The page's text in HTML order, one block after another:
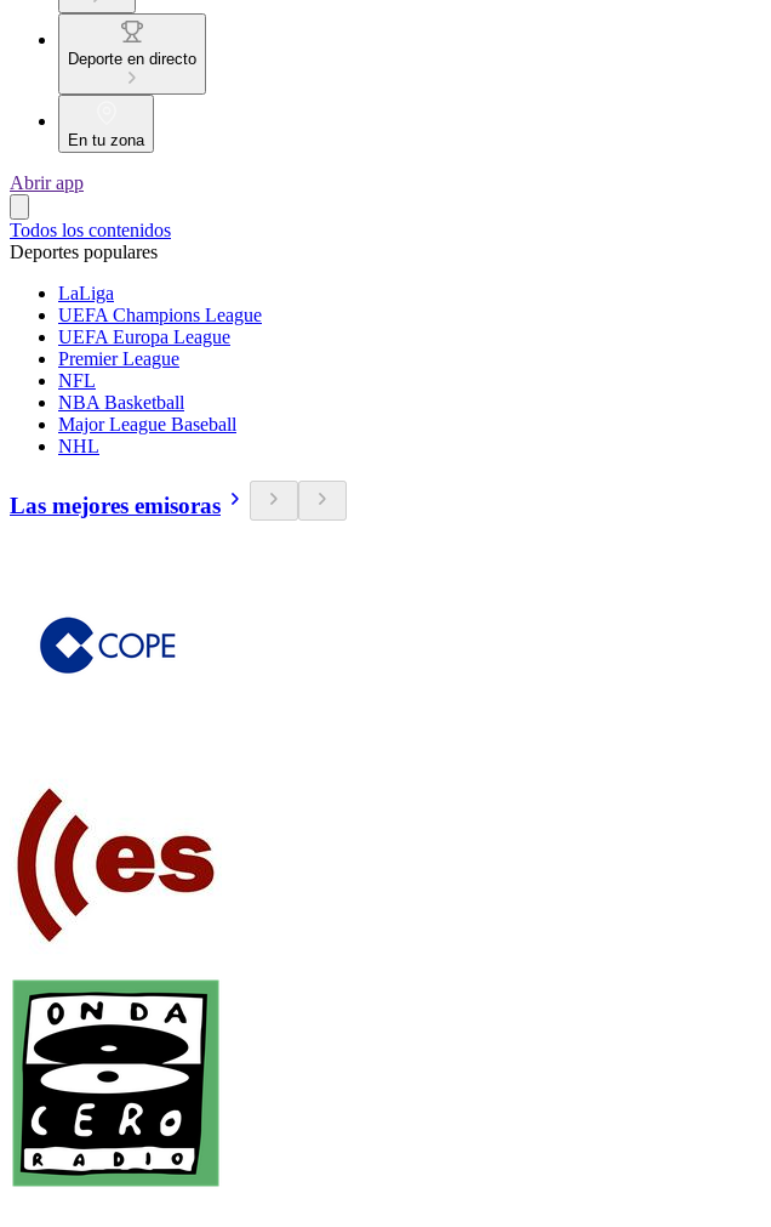
Deporte en directo
En tu zona
Abrir app
Todos los contenidos
Deportes populares
LaLiga
UEFA Champions League
UEFA Europa League
Premier League
NFL
NBA Basketball
Major League Baseball
NHL
Las mejores emisoras